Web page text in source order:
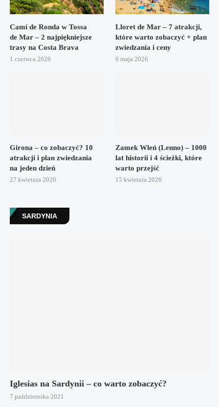
Camí de Ronda w Tossa
de Mar – 2 najpiękniejsze
trasy na Costa Brava
1 czerwca 2026
Lloret de Mar – 7 atrakcji,
które warto zobaczyć + plan
zwiedzania i ceny
6 maja 2026
Girona – co zobaczyć? 10
atrakcji i plan zwiedzania
na jeden dzień
27 kwietnia 2026
Zamek Wleń (Lenno) – 1000
lat historii i 4 ścieżki, które
warto przejść
15 kwietnia 2026
SARDYNIA
Iglesias na Sardynii – co warto zobaczyć?
7 października 2021